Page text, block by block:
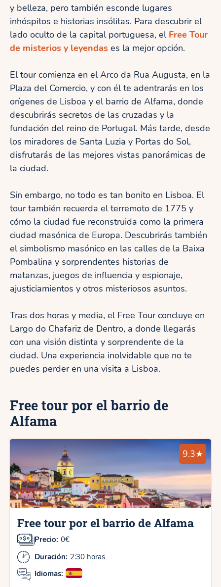
y belleza, pero también esconde lugares
inhóspitos e historias insólitas. Para descubrir el
lado oculto de la capital portuguesa, el Free Tour
de misterios y leyendas es la mejor opción.
El tour comienza en el Arco da Rua Augusta, en la
Plaza del Comercio, y con él te adentrarás en los
orígenes de Lisboa y el barrio de Alfama, donde
descubrirás secretos de las cruzadas y la
fundación del reino de Portugal. Más tarde, desde
los miradores de Santa Luzia y Portas do Sol,
disfrutarás de las mejores vistas panorámicas de
la ciudad.
Sin embargo, no todo es tan bonito en Lisboa. El
tour también recuerda el terremoto de 1775 y
cómo la ciudad fue reconstruida como la primera
ciudad masónica de Europa. Descubrirás también
el simbolismo masónico en las calles de la Baixa
Pombalina y sorprendentes historias de
matanzas, juegos de influencia y espionaje,
ajusticiamientos y otros misteriosos asuntos.
Tras dos horas y media, el Free Tour concluye en
Largo do Chafariz de Dentro, a donde llegarás
con una visión distinta y sorprendente de la
ciudad. Una experiencia inolvidable que no te
puedes perder en una visita a Lisboa.
Free tour por el barrio de
Alfama
9.3★
Free tour por el barrio de Alfama
Precio: 0€
Duración: 2:30 horas
Idiomas: